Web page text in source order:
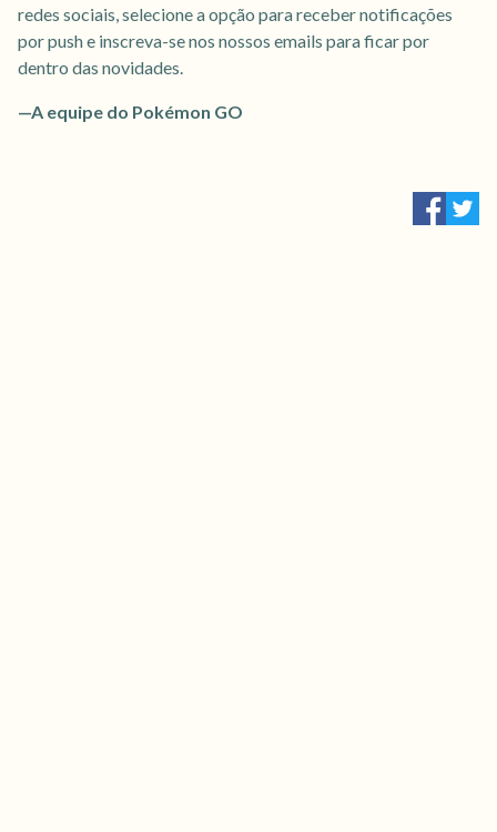
redes sociais, selecione a opção para receber notificações
por push e inscreva-se nos nossos emails para ficar por
dentro das novidades.
—A equipe do Pokémon GO